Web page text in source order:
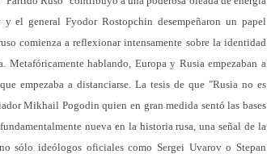
el general Fyodor Rostopchin desempeñaron un papel
comienza a reflexionar intensamente sobre la identidad
Metafóricamente hablando, Europa y Rusia empezaban a
empezaba a distanciarse. La tesis de que "Rusia no es
Mikhail Pogodin quien en gran medida sentó las bases
nueva en la historia rusa, una señal de la
sólo ideólogos oficiales como Sergei Uvarov o Stepan